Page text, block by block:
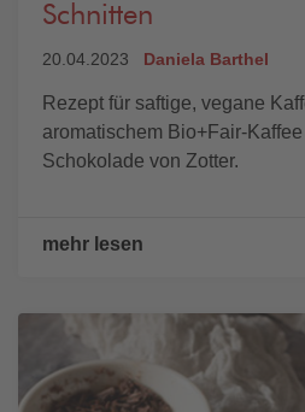
Schnitten
20.04.2023 Daniela Barthel
Rezept für saftige, vegane
aromatischem Bio+Fair-
Schokolade von Zotter.
mehr lesen